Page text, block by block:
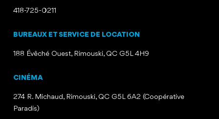
418-725-0211
BUREAUX ET SERVICE DE LOCATION
188 Évêché Ouest, Rimouski, QC G5L 4H9
CINÉMA
274 R. Michaud, Rimouski, QC G5L 6A2 (Coopérative
Paradis)